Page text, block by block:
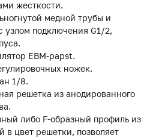
жесткости.
медной трубы и
подключения G1/2,
EBM-papst.
ножек.
1/8.
решетка из анодированного
либо F-образный профиль из
цвет решетки, позволяет